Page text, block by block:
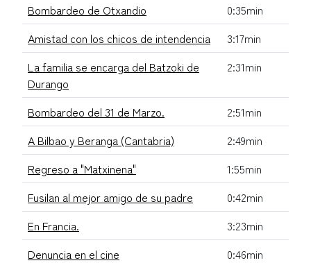
Bombardeo de Otxandio
0:35min
Amistad con los chicos de intendencia
3:17min
La familia se encarga del Batzoki de
Durango
2:31min
Bombardeo del 31 de Marzo.
2:51min
A Bilbao y Beranga (Cantabria)
2:49min
Regreso a "Matxinena"
1:55min
Fusilan al mejor amigo de su padre
0:42min
En Francia.
3:23min
Denuncia en el cine
0:46min